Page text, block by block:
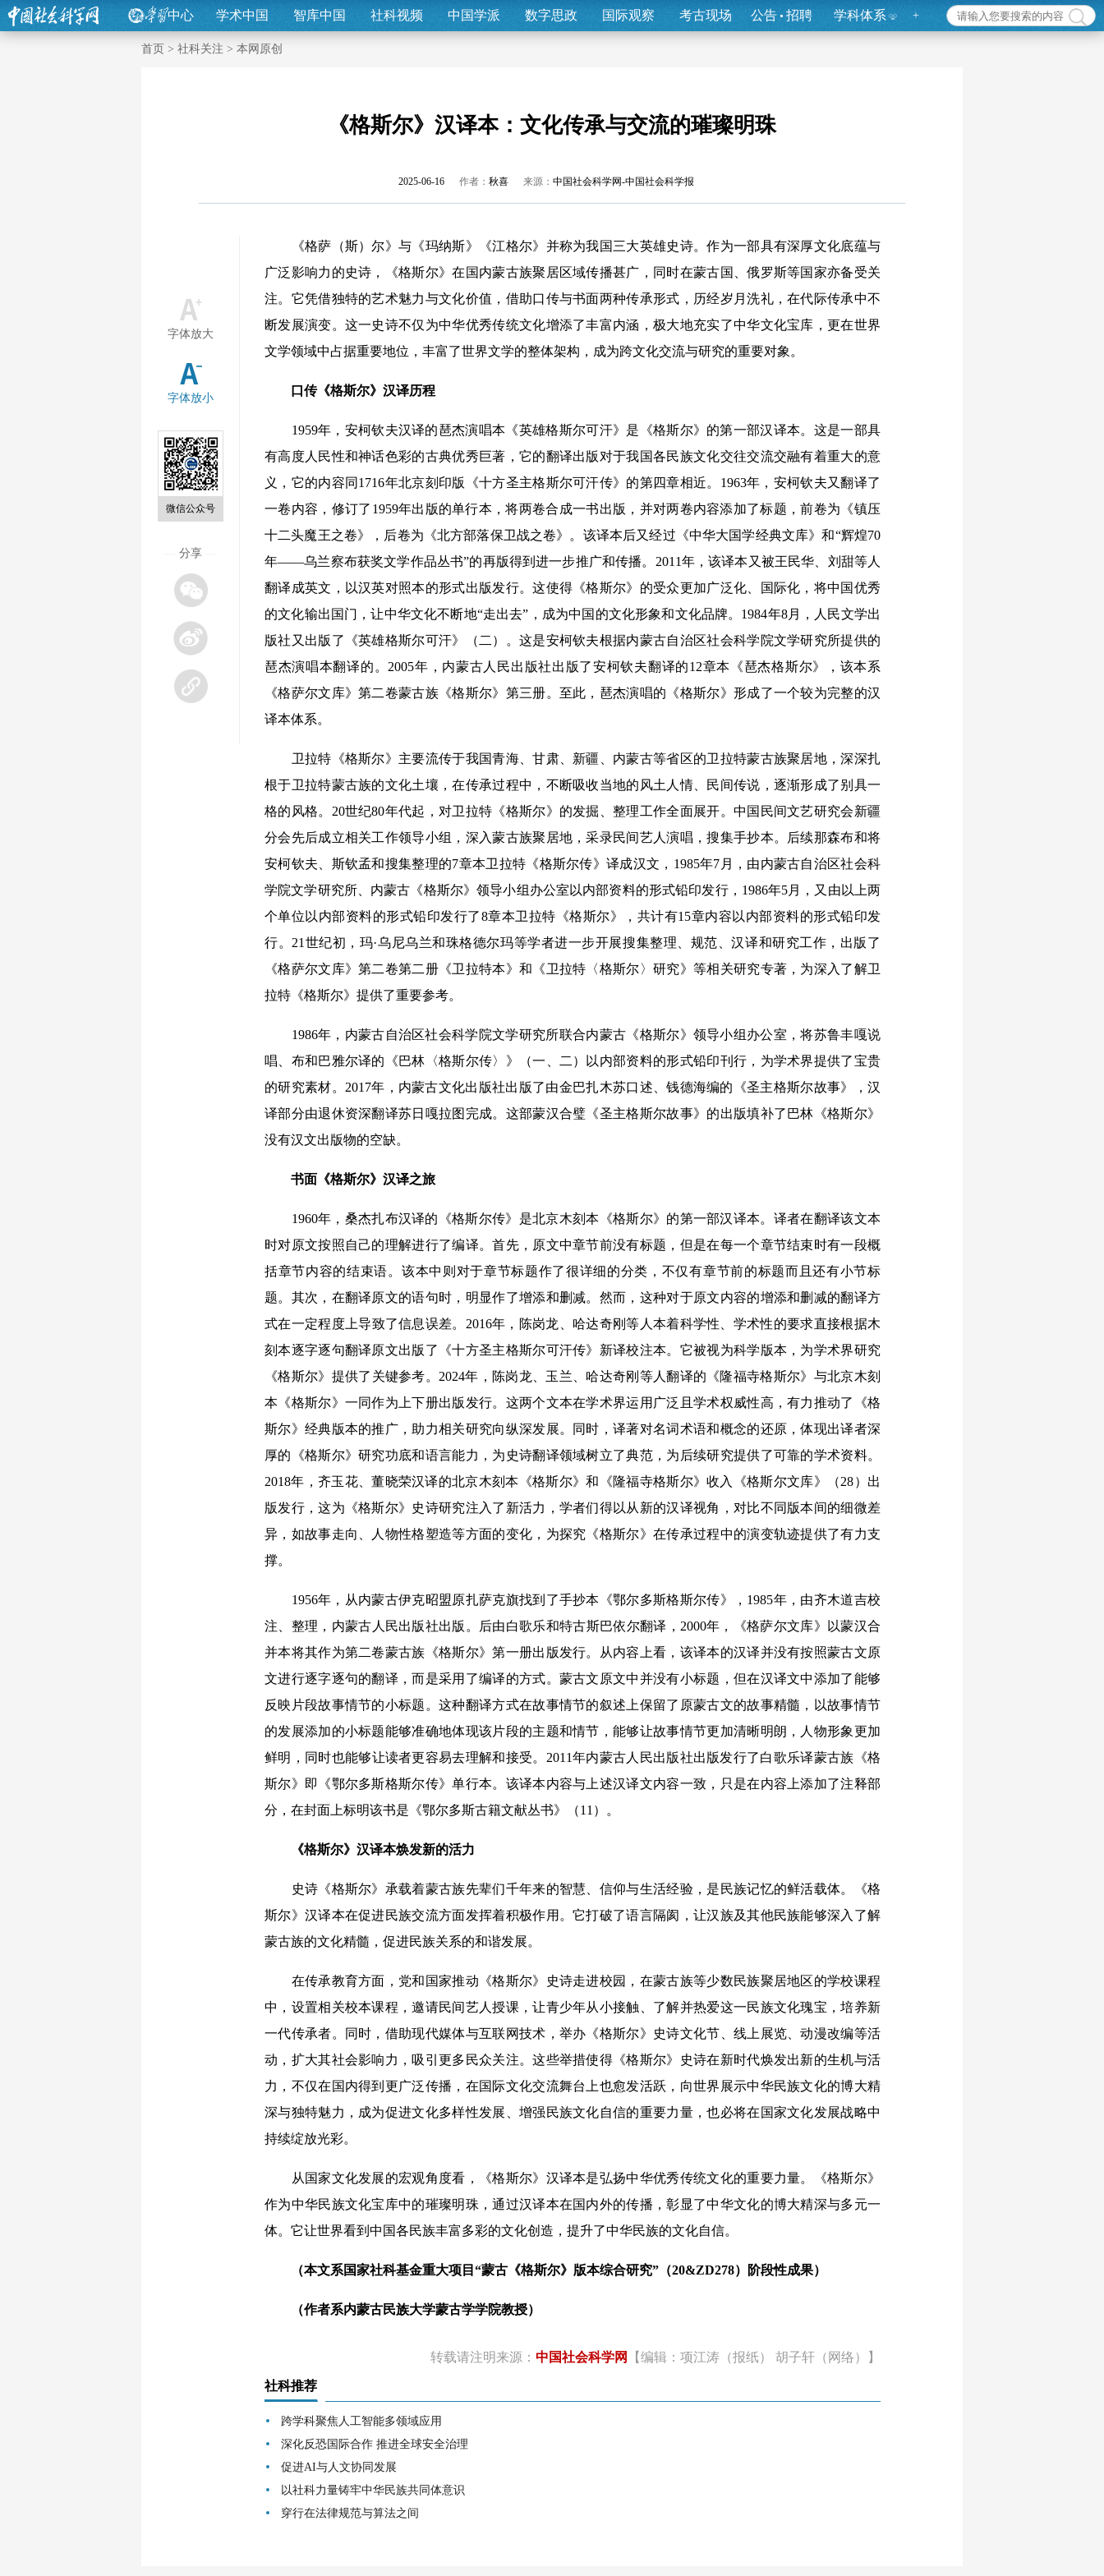
中心 学术中国 智库中国 社科视频 中国学派 数字思政 国际观察 考古现场 公告 招聘 学科体系 +
首页 > 社科关注 > 本网原创
《格斯尔》汉译本：文化传承与交流的璀璨明珠
2025-06-16 作者： 秋喜 来源： 中国社会科学网-中国社会科学报
字体放大
字体放小
微信公众号
分享
《格萨（斯）尔》与《玛纳斯》《江格尔》并称为我国三大英雄史诗。作为一部具有深厚文化底蕴与
广泛影响力的史诗，《格斯尔》在国内蒙古族聚居区域传播甚广，同时在蒙古国、俄罗斯等国家亦备受关
注。它凭借独特的艺术魅力与文化价值，借助口传与书面两种传承形式，历经岁月洗礼，在代际传承中不
断发展演变。这一史诗不仅为中华优秀传统文化增添了丰富内涵，极大地充实了中华文化宝库，更在世界
文学领域中占据重要地位，丰富了世界文学的整体架构，成为跨文化交流与研究的重要对象。
口传《格斯尔》汉译历程
1959年，安柯钦夫汉译的琶杰演唱本《英雄格斯尔可汗》是《格斯尔》的第一部汉译本。这是一部具
有高度人民性和神话色彩的古典优秀巨著，它的翻译出版对于我国各民族文化交往交流交融有着重大的意
义，它的内容同1716年北京刻印版《十方圣主格斯尔可汗传》的第四章相近。1963年，安柯钦夫又翻译了
一卷内容，修订了1959年出版的单行本，将两卷合成一书出版，并对两卷内容添加了标题，前卷为《镇压
十二头魔王之卷》，后卷为《北方部落保卫战之卷》。该译本后又经过《中华大国学经典文库》和“辉煌70
年——乌兰察布获奖文学作品丛书”的再版得到进一步推广和传播。2011年，该译本又被王民华、刘甜等人
翻译成英文，以汉英对照本的形式出版发行。这使得《格斯尔》的受众更加广泛化、国际化，将中国优秀
的文化输出国门，让中华文化不断地“走出去”，成为中国的文化形象和文化品牌。1984年8月，人民文学出
版社又出版了《英雄格斯尔可汗》（二）。这是安柯钦夫根据内蒙古自治区社会科学院文学研究所提供的
琶杰演唱本翻译的。2005年，内蒙古人民出版社出版了安柯钦夫翻译的12章本《琶杰格斯尔》，该本系
《格萨尔文库》第二卷蒙古族《格斯尔》第三册。至此，琶杰演唱的《格斯尔》形成了一个较为完整的汉
译本体系。
卫拉特《格斯尔》主要流传于我国青海、甘肃、新疆、内蒙古等省区的卫拉特蒙古族聚居地，深深扎
根于卫拉特蒙古族的文化土壤，在传承过程中，不断吸收当地的风土人情、民间传说，逐渐形成了别具一
格的风格。20世纪80年代起，对卫拉特《格斯尔》的发掘、整理工作全面展开。中国民间文艺研究会新疆
分会先后成立相关工作领导小组，深入蒙古族聚居地，采录民间艺人演唱，搜集手抄本。后续那森布和将
安柯钦夫、斯钦孟和搜集整理的7章本卫拉特《格斯尔传》译成汉文，1985年7月，由内蒙古自治区社会科
学院文学研究所、内蒙古《格斯尔》领导小组办公室以内部资料的形式铅印发行，1986年5月，又由以上两
个单位以内部资料的形式铅印发行了8章本卫拉特《格斯尔》，共计有15章内容以内部资料的形式铅印发
行。21世纪初，玛·乌尼乌兰和珠格德尔玛等学者进一步开展搜集整理、规范、汉译和研究工作，出版了
《格萨尔文库》第二卷第二册《卫拉特本》和《卫拉特〈格斯尔〉研究》等相关研究专著，为深入了解卫
拉特《格斯尔》提供了重要参考。
1986年，内蒙古自治区社会科学院文学研究所联合内蒙古《格斯尔》领导小组办公室，将苏鲁丰嘎说
唱、布和巴雅尔译的《巴林〈格斯尔传〉》（一、二）以内部资料的形式铅印刊行，为学术界提供了宝贵
的研究素材。2017年，内蒙古文化出版社出版了由金巴扎木苏口述、钱德海编的《圣主格斯尔故事》，汉
译部分由退休资深翻译苏日嘎拉图完成。这部蒙汉合璧《圣主格斯尔故事》的出版填补了巴林《格斯尔》
没有汉文出版物的空缺。
书面《格斯尔》汉译之旅
1960年，桑杰扎布汉译的《格斯尔传》是北京木刻本《格斯尔》的第一部汉译本。译者在翻译该文本
时对原文按照自己的理解进行了编译。首先，原文中章节前没有标题，但是在每一个章节结束时有一段概
括章节内容的结束语。该本中则对于章节标题作了很详细的分类，不仅有章节前的标题而且还有小节标
题。其次，在翻译原文的语句时，明显作了增添和删减。然而，这种对于原文内容的增添和删减的翻译方
式在一定程度上导致了信息误差。2016年，陈岗龙、哈达奇刚等人本着科学性、学术性的要求直接根据木
刻本逐字逐句翻译原文出版了《十方圣主格斯尔可汗传》新译校注本。它被视为科学版本，为学术界研究
《格斯尔》提供了关键参考。2024年，陈岗龙、玉兰、哈达奇刚等人翻译的《隆福寺格斯尔》与北京木刻
本《格斯尔》一同作为上下册出版发行。这两个文本在学术界运用广泛且学术权威性高，有力推动了《格
斯尔》经典版本的推广，助力相关研究向纵深发展。同时，译著对名词术语和概念的还原，体现出译者深
厚的《格斯尔》研究功底和语言能力，为史诗翻译领域树立了典范，为后续研究提供了可靠的学术资料。
2018年，齐玉花、董晓荣汉译的北京木刻本《格斯尔》和《隆福寺格斯尔》收入《格斯尔文库》（28）出
版发行，这为《格斯尔》史诗研究注入了新活力，学者们得以从新的汉译视角，对比不同版本间的细微差
异，如故事走向、人物性格塑造等方面的变化，为探究《格斯尔》在传承过程中的演变轨迹提供了有力支
撑。
1956年，从内蒙古伊克昭盟原扎萨克旗找到了手抄本《鄂尔多斯格斯尔传》，1985年，由齐木道吉校
注、整理，内蒙古人民出版社出版。后由白歌乐和特古斯巴依尔翻译，2000年，《格萨尔文库》以蒙汉合
并本将其作为第二卷蒙古族《格斯尔》第一册出版发行。从内容上看，该译本的汉译并没有按照蒙古文原
文进行逐字逐句的翻译，而是采用了编译的方式。蒙古文原文中并没有小标题，但在汉译文中添加了能够
反映片段故事情节的小标题。这种翻译方式在故事情节的叙述上保留了原蒙古文的故事精髓，以故事情节
的发展添加的小标题能够准确地体现该片段的主题和情节，能够让故事情节更加清晰明朗，人物形象更加
鲜明，同时也能够让读者更容易去理解和接受。2011年内蒙古人民出版社出版发行了白歌乐译蒙古族《格
斯尔》即《鄂尔多斯格斯尔传》单行本。该译本内容与上述汉译文内容一致，只是在内容上添加了注释部
分，在封面上标明该书是《鄂尔多斯古籍文献丛书》（11）。
《格斯尔》汉译本焕发新的活力
史诗《格斯尔》承载着蒙古族先辈们千年来的智慧、信仰与生活经验，是民族记忆的鲜活载体。《格
斯尔》汉译本在促进民族交流方面发挥着积极作用。它打破了语言隔阂，让汉族及其他民族能够深入了解
蒙古族的文化精髓，促进民族关系的和谐发展。
在传承教育方面，党和国家推动《格斯尔》史诗走进校园，在蒙古族等少数民族聚居地区的学校课程
中，设置相关校本课程，邀请民间艺人授课，让青少年从小接触、了解并热爱这一民族文化瑰宝，培养新
一代传承者。同时，借助现代媒体与互联网技术，举办《格斯尔》史诗文化节、线上展览、动漫改编等活
动，扩大其社会影响力，吸引更多民众关注。这些举措使得《格斯尔》史诗在新时代焕发出新的生机与活
力，不仅在国内得到更广泛传播，在国际文化交流舞台上也愈发活跃，向世界展示中华民族文化的博大精
深与独特魅力，成为促进文化多样性发展、增强民族文化自信的重要力量，也必将在国家文化发展战略中
持续绽放光彩。
从国家文化发展的宏观角度看，《格斯尔》汉译本是弘扬中华优秀传统文化的重要力量。《格斯尔》
作为中华民族文化宝库中的璀璨明珠，通过汉译本在国内外的传播，彰显了中华文化的博大精深与多元一
体。它让世界看到中国各民族丰富多彩的文化创造，提升了中华民族的文化自信。
（本文系国家社科基金重大项目“蒙古《格斯尔》版本综合研究”（20&ZD278）阶段性成果）
（作者系内蒙古民族大学蒙古学学院教授）
转载请注明来源： 中国社会科学网 【编辑：项江涛（报纸） 胡子轩（网络）】
社科推荐
跨学科聚焦人工智能多领域应用
深化反恐国际合作 推进全球安全治理
促进AI与人文协同发展
以社科力量铸牢中华民族共同体意识
穿行在法律规范与算法之间